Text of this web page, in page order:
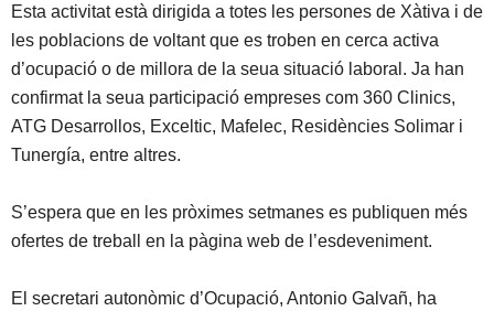
Esta activitat està dirigida a totes les persones de Xàtiva i de
les poblacions de voltant que es troben en cerca activa
d’ocupació o de millora de la seua situació laboral. Ja han
confirmat la seua participació empreses com 360 Clinics,
ATG Desarrollos, Exceltic, Mafelec, Residències Solimar i
Tunergía, entre altres.
S’espera que en les pròximes setmanes es publiquen més
ofertes de treball en la pàgina web de l’esdeveniment.
El secretari autonòmic d’Ocupació, Antonio Galvañ, ha